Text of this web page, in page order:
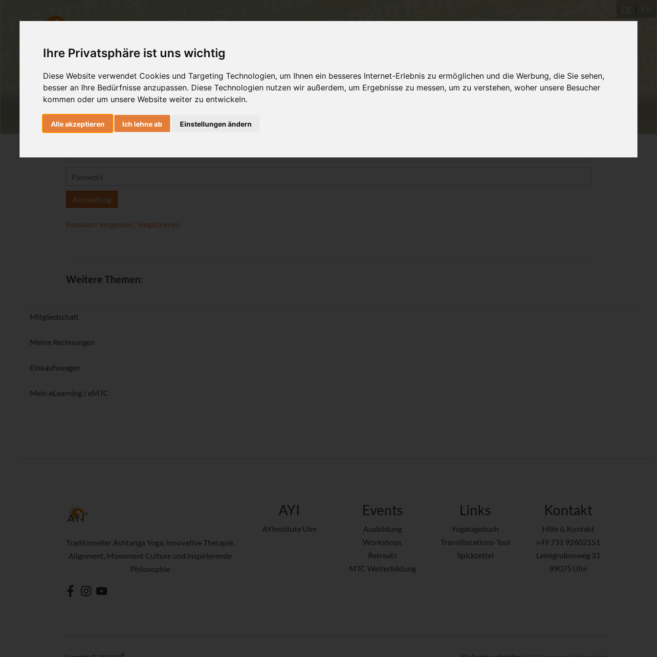
Ihre Privatsphäre ist uns wichtig
Diese Website verwendet Cookies und Targeting Technologien, um Ihnen ein besseres Internet-Erlebnis zu ermöglichen und die Werbung, die Sie sehen,
besser an Ihre Bedürfnisse anzupassen. Diese Technologien nutzen wir außerdem, um Ergebnisse zu messen, um zu verstehen, woher unsere Besucher
kommen oder um unsere Website weiter zu entwickeln.
Alle akzeptieren Ich lehne ab Einstellungen ändern
DE
Anmeldung
Passwort vergessen / Registrieren
Weitere Themen:
Mitgliedschaft
Meine Rechnungen
Einkaufswagen
Mein eLearning / eMTC
Traditioneller Ashtanga Yoga, innovative Therapie,
Alignment, Movement Culture und inspirierende
Philosophie
AYI
AYInstitute Ulm
Events
Ausbildung
Workshops
Retreats
MTC Weiterbildung
Links
Yogatagebuch
Transliterations-Tool
Spickzettel
Kontakt
Hilfe & Kontakt
+49 731 92602151
Leimgrubenweg 31
89075 Ulm
®